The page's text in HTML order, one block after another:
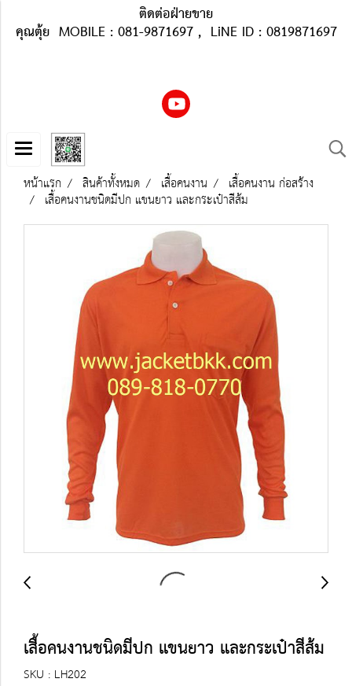
ติดต่อฝ่ายขาย
คุณตุ้ย MOBILE : 081-9871697 , LiNE ID : 0819871697
หน้าแรก สินค้าทั้งหมด เสื้อคนงาน เสื้อคนงาน ก่อสร้าง
เสื้อคนงานชนิดมีปก แขนยาว และกระเป๋าสีส้ม
เสื้อคนงานชนิดมีปก แขนยาว และกระเป๋าสีส้ม
SKU : LH202